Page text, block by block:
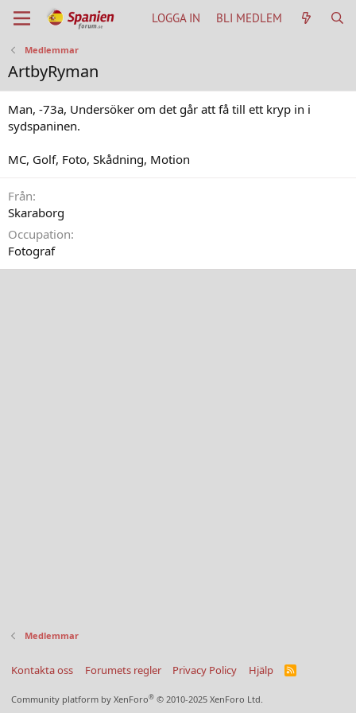
LOGGA IN BLI MEDLEM
Medlemmar
ArtbyRyman
Man, -73a, Undersöker om det går att få till ett kryp in i
sydspaninen.
MC, Golf, Foto, Skådning, Motion
Från
Skaraborg
Occupation
Fotograf
Medlemmar
Kontakta oss Forumets regler Privacy Policy Hjälp
R
Community platform by XenForo® © 2010-2025 XenForo Ltd.